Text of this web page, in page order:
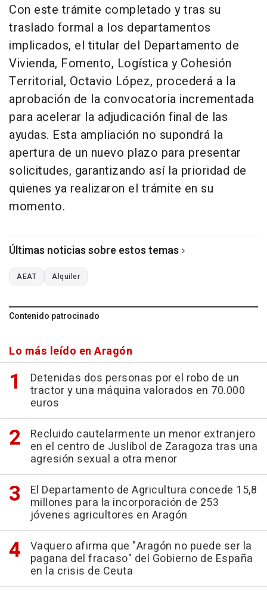
Con este trámite completado y tras su
traslado formal a los departamentos
implicados, el titular del Departamento de
Vivienda, Fomento, Logística y Cohesión
Territorial, Octavio López, procederá a la
aprobación de la convocatoria incrementada
para acelerar la adjudicación final de las
ayudas. Esta ampliación no supondrá la
apertura de un nuevo plazo para presentar
solicitudes, garantizando así la prioridad de
quienes ya realizaron el trámite en su
momento.
Últimas noticias sobre estos temas
AEAT Alquiler
Contenido patrocinado
Lo más leído en Aragón
Detenidas dos personas por el robo de un
tractor y una máquina valorados en 70.000
euros
Recluido cautelarmente un menor extranjero
en el centro de Juslibol de Zaragoza tras una
agresión sexual a otra menor
El Departamento de Agricultura concede 15,8
millones para la incorporación de 253
jóvenes agricultores en Aragón
Vaquero afirma que "Aragón no puede ser la
pagana del fracaso" del Gobierno de España
en la crisis de Ceuta